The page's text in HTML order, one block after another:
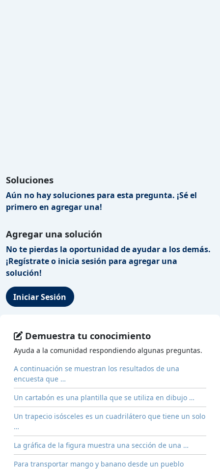
Soluciones
Aún no hay soluciones para esta pregunta. ¡Sé el
primero en agregar una!
Agregar una solución
No te pierdas la oportunidad de ayudar a los demás.
¡Regístrate o inicia sesión para agregar una
solución!
Iniciar Sesión
Demuestra tu conocimiento
Ayuda a la comunidad respondiendo algunas preguntas.
A continuación se muestran los resultados de una
encuesta que …
Un cartabón es una plantilla que se utiliza en dibujo …
Un trapecio isósceles es un cuadrilátero que tiene un solo
…
La gráfica de la figura muestra una sección de una …
Para transportar mango y banano desde un pueblo